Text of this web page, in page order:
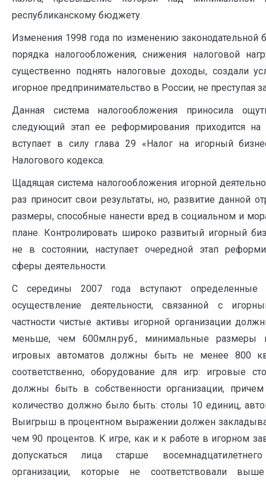
республиканскому бюджету.
Изменения 1998 года по изменению законодательной
порядка налогообложения, снижения налоговой
существенно поднять налоговые доходы, создали
игорное предпринимательство в России, не преступая
Данная система налогообложения приносила
следующий этап ее реформирования приходится на
вступает в силу глава 29 «Налог на игорный
Налогового кодекса.
Щадящая система налогообложения игорной
раз приносит свои результаты, но, развитие данной
размеры, способные нанести вред в социальном и
плане. Контролировать широко развитый игорный
не в состоянии, наступает очередной этап
сферы деятельности.
С середины 2007 года вступают определенные
осуществление деятельности, связанной с
частности чистые активы игорной организации
меньше, чем 600млн.руб., минимальные размеры
игровых автоматов должны быть не менее 800
соответственно, оборудование для игр: игровые
должны быть в собственности организации,
количество должно было быть: столы 10 единиц,
Выигрыш в процентном выражении должен
чем 90 процентов. К игре, как и к работе в игорном
допускаться лица старше
организации, которые не соответствовали